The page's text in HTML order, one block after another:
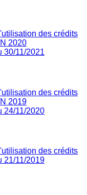
des crédits
2020
30/11/2021
des crédits
2019
24/11/2020
des crédits
21/11/2019